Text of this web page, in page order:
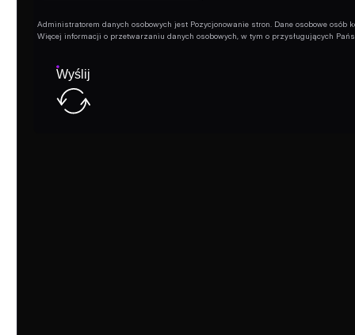
Administratorem danych osobowych jest Pozycjonowanie stron. Dane osobowe
Więcej informacji o przetwarzaniu danych osobowych, w tym o przysługujących
Wyślij